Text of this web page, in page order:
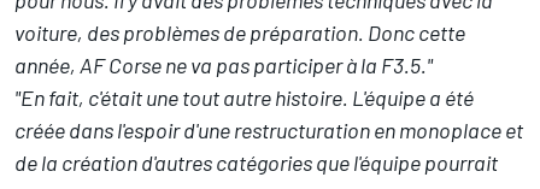
voiture, des problèmes de préparation. Donc cette
année, AF Corse ne va pas participer à la F3.5."
"En fait, c'était une tout autre histoire. L'équipe a été
créée dans l'espoir d'une restructuration en monoplace et
de la création d'autres catégories que l'équipe pourrait